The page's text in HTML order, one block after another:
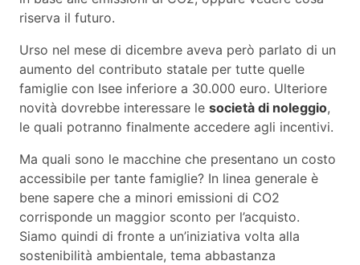
riserva il futuro.
Urso nel mese di dicembre aveva però parlato di un
aumento del contributo statale per tutte quelle
famiglie con Isee inferiore a 30.000 euro. Ulteriore
novità dovrebbe interessare le società di noleggio,
le quali potranno finalmente accedere agli incentivi.
Ma quali sono le macchine che presentano un costo
accessibile per tante famiglie? In linea generale è
bene sapere che a minori emissioni di CO2
corrisponde un maggior sconto per l’acquisto.
Siamo quindi di fronte a un’iniziativa volta alla
sostenibilità ambientale, tema abbastanza